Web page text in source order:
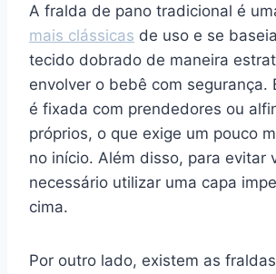
A fralda de pano tradicional é
mais clássicas de uso e se
tecido dobrado de maneira
envolver o bebê com segurança.
é fixada com prendedores ou
próprios, o que exige um pouco
no início. Além disso, para evitar
necessário utilizar uma capa
cima.
Por outro lado, existem as